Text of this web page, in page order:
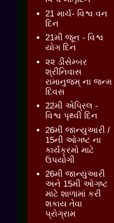
21 માર્ચ- વિશ્વ વન
દિન
21મી જૂન - વિશ્વ
યોગ દિન
૨૨ ડીસેમ્બર
શ્રીનિવાસ
રામાનુજમ્ ના જન્મ
દિવસ
22મી એપ્રિલ -
વિશ્વ પૃથ્વી દિન
26મી જાન્યુઆરી /
15ની ઓગષ્ટ ના
કાર્યક્રમો માટે
ઉપયોગી
26મી જાન્યુઆરી
અને 15મી ઓગષ્ટ
માટે શાળામાં કરી
શકાય તેવા
પ્રોગ્રામ